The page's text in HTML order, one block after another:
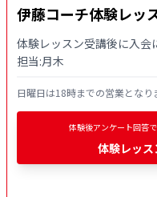
伊藤コーチ体験レッ
体験レッスン受講後に入会
日曜日は18時までの営業となり
体験後アンケート回答
体験レッス